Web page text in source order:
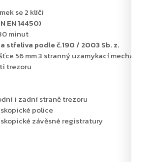
se 2 klíči
EN 14450)
minut
střeliva podle č.190 / 2003 Sb. z.
56 mm 3 stranný uzamykací mechanismus
trezoru
i zadní straně trezoru
police
závěsné registratury